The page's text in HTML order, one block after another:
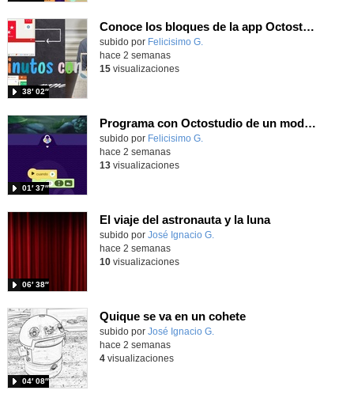
Conoce los bloques de la app Octostudio, gratuito, offline y para tu tablet y móvil - Contenido educativo
Contenido educativo.
subido por Felicisimo G.
38′ 02″
hace 2 semanas
15visualizaciones
Programa con Octostudio de un modo sencillo, offline y gratuito
Contenido educativo.
subido por Felicisimo G.
01′ 37″
hace 2 semanas
13visualizaciones
El viaje del astronauta y la luna
Contenido educativo.
subido por José Ignacio G.
06′ 38″
hace 2 semanas
10visualizaciones
Quique se va en un cohete
Contenido educativo.
subido por José Ignacio G.
04′ 08″
hace 2 semanas
4visualizaciones